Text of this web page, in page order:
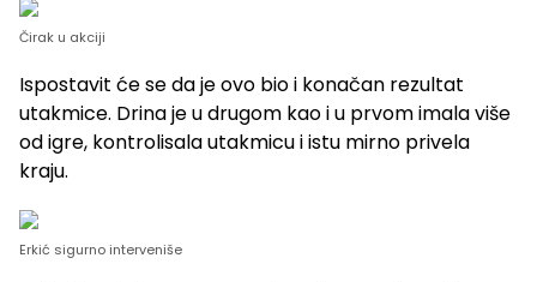
Čirak u akciji
Ispostavit će se da je ovo bio i konačan rezultat
utakmice. Drina je u drugom kao i u prvom imala više
od igre, kontrolisala utakmicu i istu mirno privela
kraju.
Erkić sigurno interveniše